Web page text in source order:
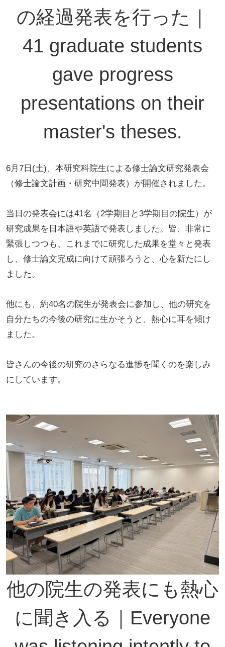
の経過発表を行った｜
41 graduate students
gave progress
presentations on their
master's theses.
6月7日(土)、本研究科院生による修士論文研究発表会
（修士論文計画・研究中間発表）が開催されました。
当日の発表会には41名（2学期目と3学期目の院生）が
研究成果を日本語や英語で発表しました。皆、非常に
緊張しつつも、これまでに研究した成果を堂々と発表
し、修士論文完成に向けて頑張ろうと、心を新たにし
ました。
他にも、約40名の院生が発表会に参加し、他の研究を
自分たちの今後の研究に生かそうと、熱心に耳を傾け
ました。
皆さんの今後の研究のさらなる進捗を聞くのを楽しみ
にしています。
他の院生の発表にも熱心
に聞き入る｜Everyone